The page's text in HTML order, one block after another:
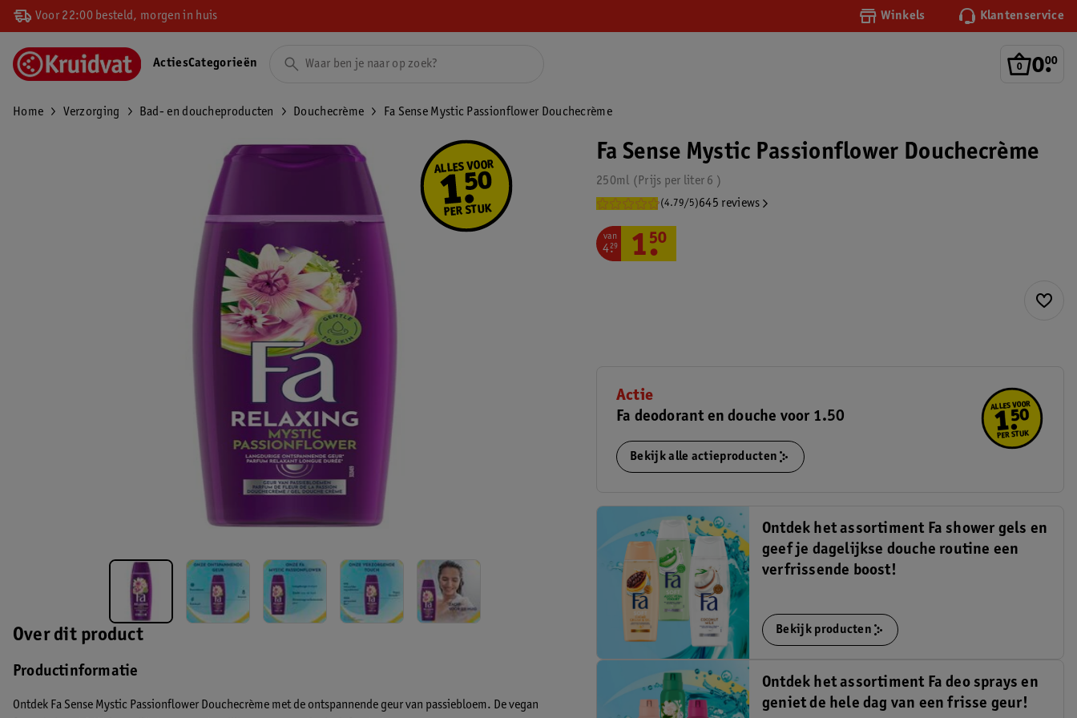
Voor 22:00 besteld, morgen in huis Winkels Klantenservice
0.
00
ActiesCategorieën
Home Verzorging Bad- en doucheproducten Douchecrème Fa Sense Mystic Passionflower Douchecrème
Over dit product
Productinformatie
Ontdek Fa Sense Mystic Passionflower Douchecrème met de ontspannende geur van passiebloem. De vegan
Fa Sense Mystic Passionflower Douchecrème
250ml 6
Prijs per liter
(4.79/5)645 reviews
van
4.29 1.
50
Actie
Fa deodorant en douche voor 1.50
Bekijk alle actieproducten
Ontdek het assortiment Fa shower gels en
geef je dagelijkse douche routine een
verfrissende boost!
Bekijk producten
Ontdek het assortiment Fa deo sprays en
geniet de hele dag van een frisse geur!